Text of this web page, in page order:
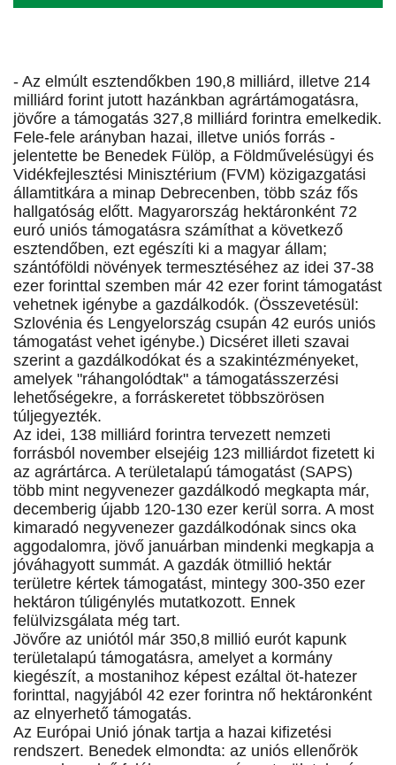
- Az elmúlt esztendőkben 190,8 milliárd, illetve 214
milliárd forint jutott hazánkban agrártámogatásra,
jövőre a támogatás 327,8 milliárd forintra emelkedik.
Fele-fele arányban hazai, illetve uniós forrás -
jelentette be Benedek Fülöp, a Földművelésügyi és
Vidékfejlesztési Minisztérium (FVM) közigazgatási
államtitkára a minap Debrecenben, több száz fős
hallgatóság előtt. Magyarország hektáronként 72
euró uniós támogatásra számíthat a következő
esztendőben, ezt egészíti ki a magyar állam;
szántóföldi növények termesztéséhez az idei 37-38
ezer forinttal szemben már 42 ezer forint támogatást
vehetnek igénybe a gazdálkodók. (Összevetésül:
Szlovénia és Lengyelország csupán 42 eurós uniós
támogatást vehet igénybe.) Dicséret illeti szavai
szerint a gazdálkodókat és a szakintézményeket,
amelyek "ráhangolódtak" a támogatásszerzési
lehetőségekre, a forráskeretet többszörösen
túljegyezték.
Az idei, 138 milliárd forintra tervezett nemzeti
forrásból november elsejéig 123 milliárdot fizetett ki
az agrártárca. A területalapú támogatást (SAPS)
több mint negyvenezer gazdálkodó megkapta már,
decemberig újabb 120-130 ezer kerül sorra. A most
kimaradó negyvenezer gazdálkodónak sincs oka
aggodalomra, jövő januárban mindenki megkapja a
jóváhagyott summát. A gazdák ötmillió hektár
területre kértek támogatást, mintegy 300-350 ezer
hektáron túligénylés mutatkozott. Ennek
felülvizsgálata még tart.
Jövőre az uniótól már 350,8 millió eurót kapunk
területalapú támogatásra, amelyet a kormány
kiegészít, a mostanihoz képest ezáltal öt-hatezer
forinttal, nagyjából 42 ezer forintra nő hektáronként
az elnyerhető támogatás.
Az Európai Unió jónak tartja a hazai kifizetési
rendszert. Benedek elmondta: az uniós ellenőrök